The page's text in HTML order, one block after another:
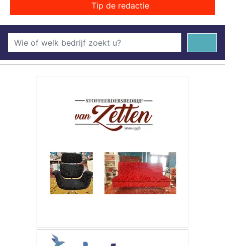
Tip de redactie